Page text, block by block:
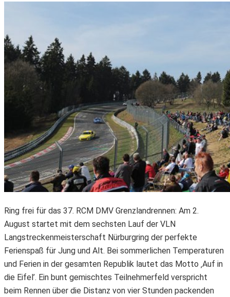
Ring frei für das 37. RCM DMV Grenzlandrennen: Am 2.
August startet mit dem sechsten Lauf der VLN
Langstreckenmeisterschaft Nürburgring der perfekte
Ferienspaß für Jung und Alt. Bei sommerlichen Temperaturen
und Ferien in der gesamten Republik lautet das Motto ‚Auf in
die Eifel’. Ein bunt gemischtes Teilnehmerfeld verspricht
beim Rennen über die Distanz von vier Stunden packenden